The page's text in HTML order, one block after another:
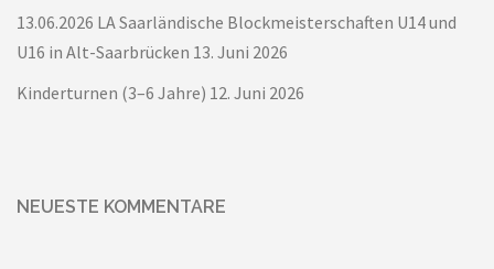
13.06.2026 LA Saarländische Blockmeisterschaften U14 und
U16 in Alt-Saarbrücken 13. Juni 2026
Kinderturnen (3–6 Jahre) 12. Juni 2026
NEUESTE KOMMENTARE